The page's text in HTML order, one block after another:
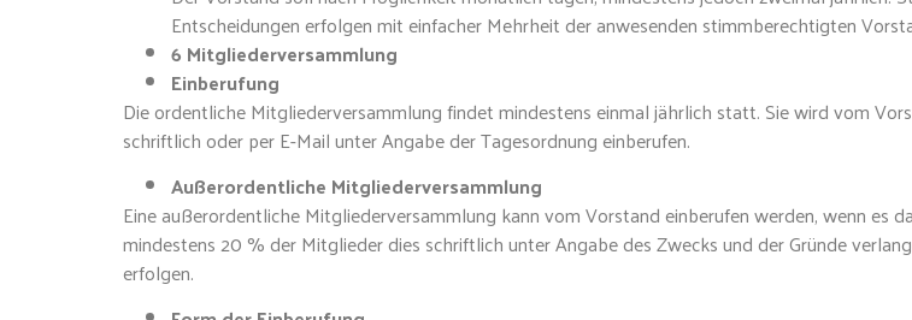
Entscheidungen erfolgen mit einfacher Mehrheit der anwesenden stimmberechtigten
6 Mitgliederversammlung
Einberufung
Die ordentliche Mitgliederversammlung findet mindestens einmal jährlich statt. Sie wird vom
schriftlich oder per E-Mail unter Angabe der Tagesordnung einberufen.
Außerordentliche Mitgliederversammlung
Eine außerordentliche Mitgliederversammlung kann vom Vorstand einberufen werden, wenn es
mindestens 20 % der Mitglieder dies schriftlich unter Angabe des Zwecks und der Gründe
erfolgen.